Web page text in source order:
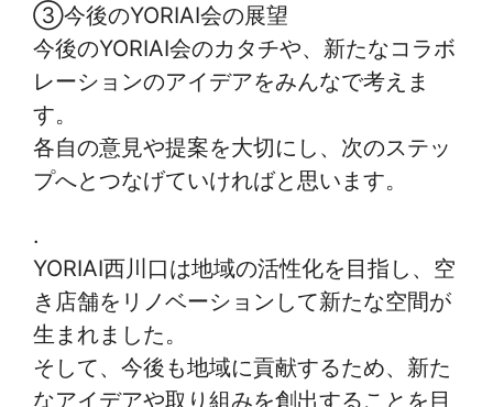
③今後のYORIAI会の展望
今後のYORIAI会のカタチや、新たなコラボ
レーションのアイデアをみんなで考えま
す。
各自の意見や提案を大切にし、次のステッ
プへとつなげていければと思います。
.
YORIAI西川口は地域の活性化を目指し、空
き店舗をリノベーションして新たな空間が
生まれました。
そして、今後も地域に貢献するため、新た
なアイデアや取り組みを創出することを目